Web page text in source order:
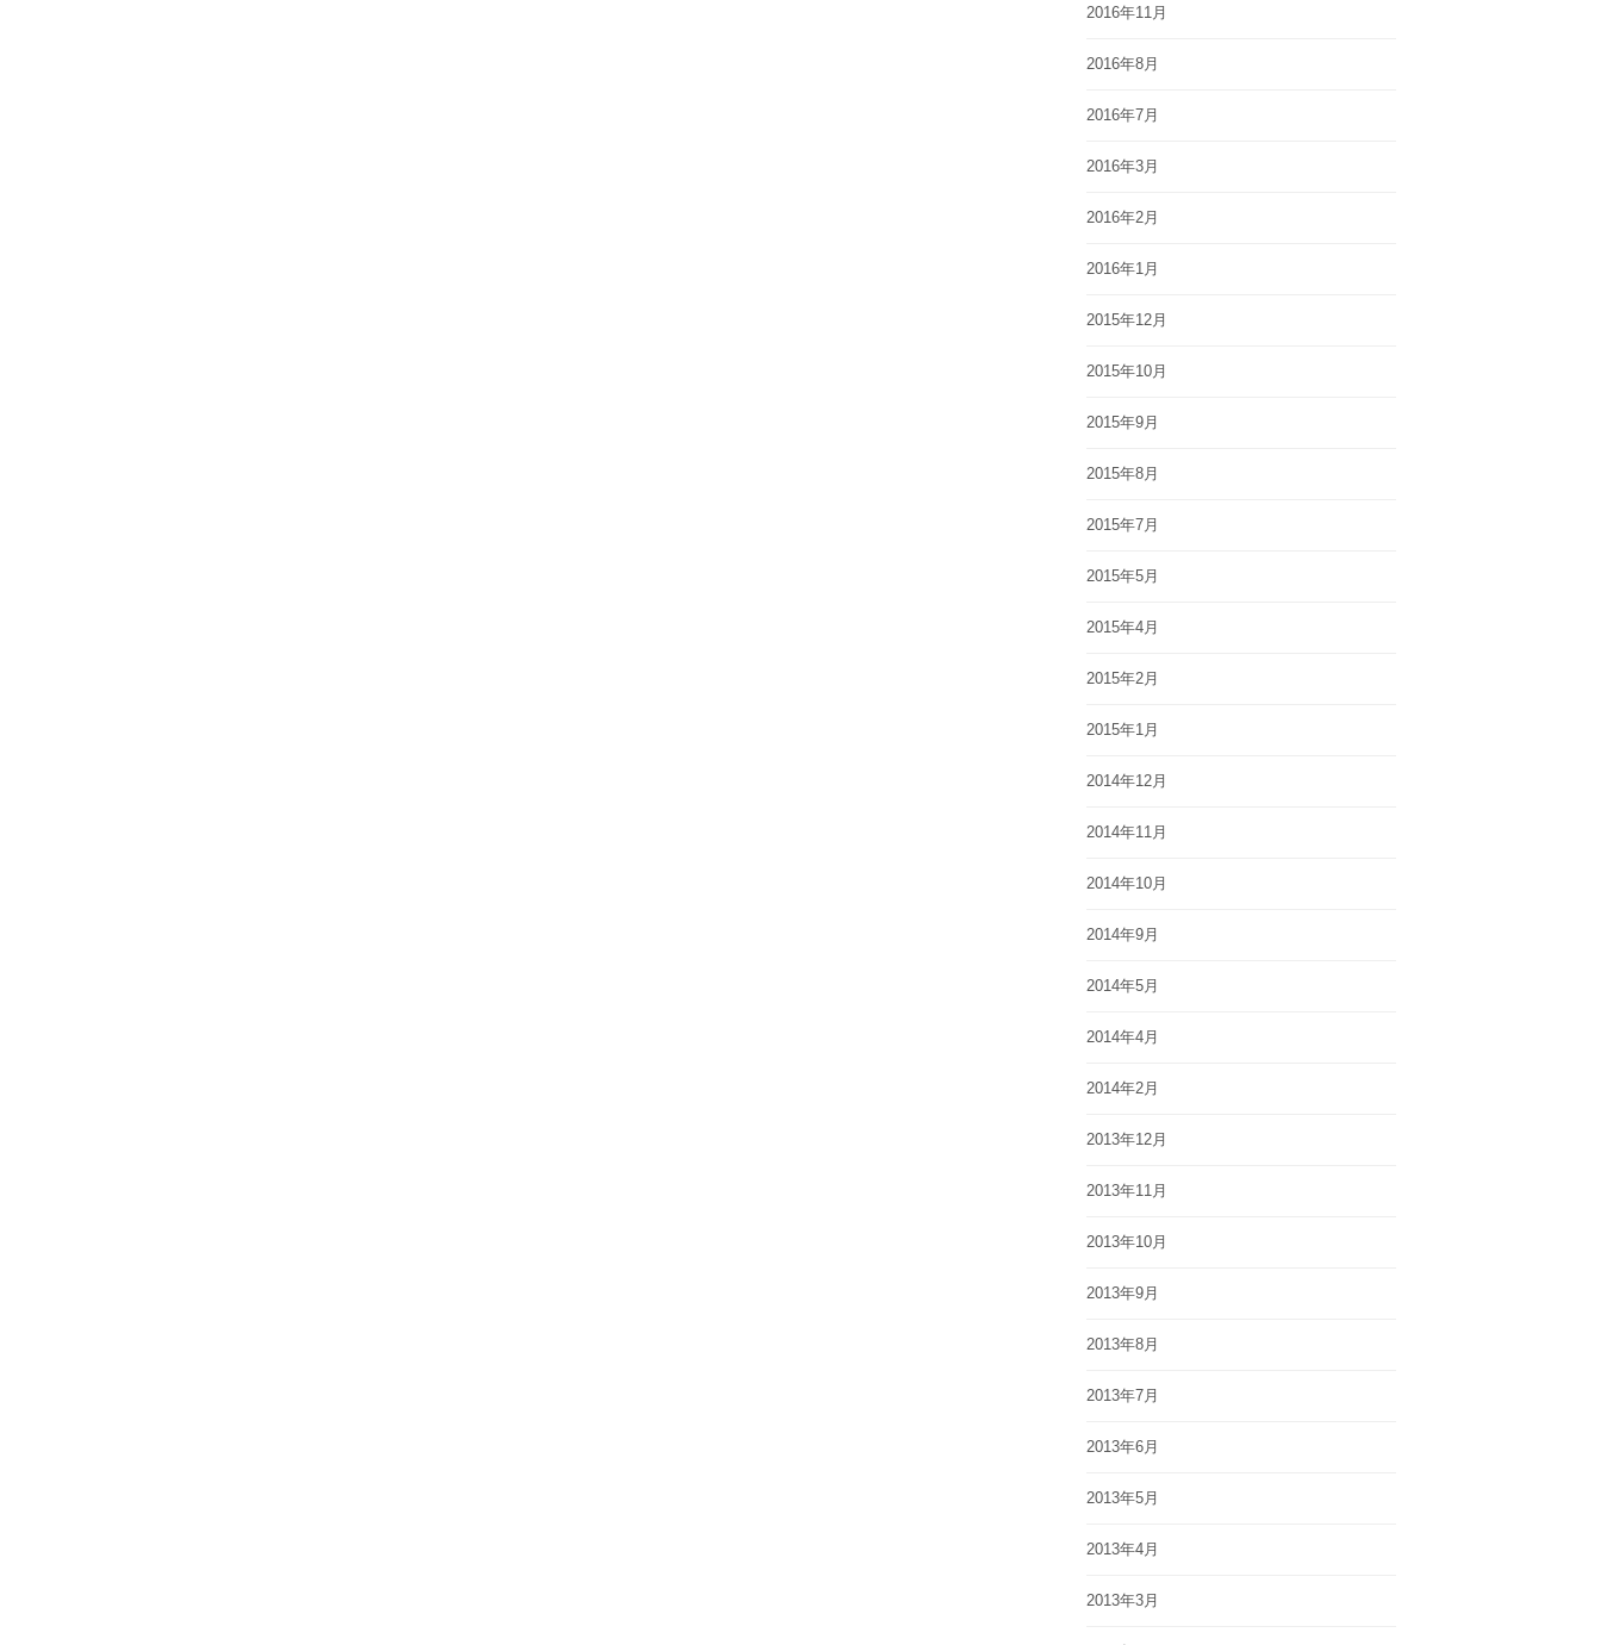
2016年11月
2016年8月
2016年7月
2016年3月
2016年2月
2016年1月
2015年12月
2015年10月
2015年9月
2015年8月
2015年7月
2015年5月
2015年4月
2015年2月
2015年1月
2014年12月
2014年11月
2014年10月
2014年9月
2014年5月
2014年4月
2014年2月
2013年12月
2013年11月
2013年10月
2013年9月
2013年8月
2013年7月
2013年6月
2013年5月
2013年4月
2013年3月